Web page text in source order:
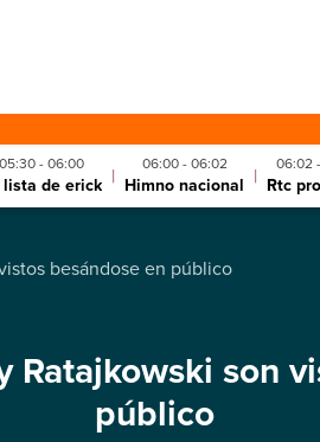
05:30 - 06:00
lista de erick | 06:00 - 06:02
Himno nacional | 06:02
Rtc
besándose en público
Ratajkowski son
público